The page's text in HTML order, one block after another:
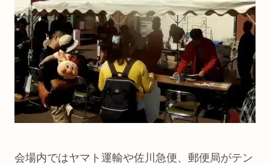
会場内ではヤマト運輸や佐川急便、郵便局がテン